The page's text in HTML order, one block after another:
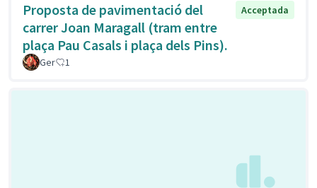
Proposta de pavimentació del
carrer Joan Maragall (tram entre
plaça Pau Casals i plaça dels Pins).
Acceptada
Ger 1